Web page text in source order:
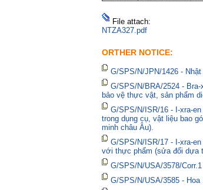
File attach:
NTZA327.pdf
ORTHER NOTICE:
G/SPS/N/JPN/1426 -
G/SPS/N/BRA/2524 -
bảo vệ thực vật, sản phẩm
G/SPS/N/ISR/16 - I-xra-
trong dụng cụ, vật liệu bao
minh châu Âu).
G/SPS/N/ISR/17 - I-xra-
với thực phẩm (sửa đổi dựa
G/SPS/N/USA/3578/
G/SPS/N/USA/3585 -